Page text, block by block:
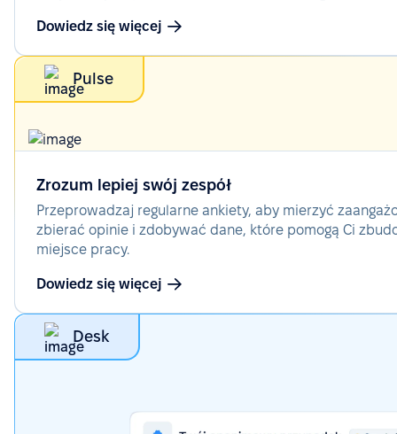
Dowiedz się więcej
Pulse
Zrozum lepiej swój zespół
Przeprowadzaj regularne ankiety, aby mierzyć
zbierać opinie i zdobywać dane, które pomogą Ci
miejsce pracy.
Dowiedz się więcej
Desk